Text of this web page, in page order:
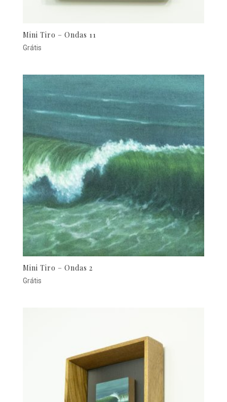
Mini Tiro – Ondas 11
Grátis
Mini Tiro – Ondas 2
Grátis